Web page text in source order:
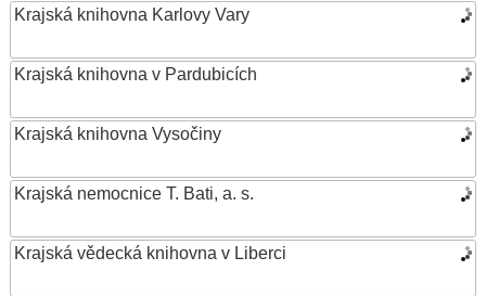
Krajská knihovna Karlovy Vary
Krajská knihovna v Pardubicích
Krajská knihovna Vysočiny
Krajská nemocnice T. Bati, a. s.
Krajská vědecká knihovna v Liberci